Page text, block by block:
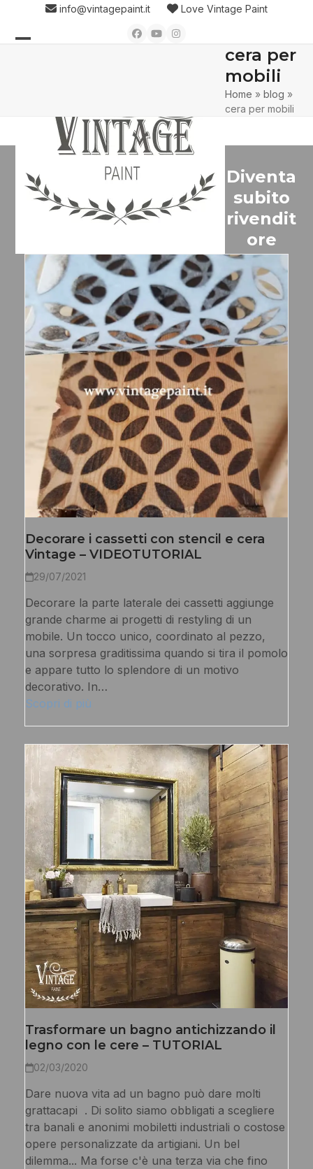
content
info@vintagepaint.it Love Vintage Paint
Facebook
YouTubeInstagram
cera per
mobili
Home »blog »
cera per mobili
Decorare i cassetti con stencil e cera
Vintage – VIDEOTUTORIAL
29/07/2021
Decorare la parte laterale dei cassetti aggiunge
grande charme ai progetti di restyling di un
mobile. Un tocco unico, coordinato al pezzo,
una sorpresa graditissima quando si tira il pomolo
e appare tutto lo splendore di un motivo
decorativo. In…
Scopri di più
Trasformare un bagno antichizzando il
legno con le cere – TUTORIAL
02/03/2020
Dare nuova vita ad un bagno può dare molti
grattacapi . Di solito siamo obbligati a scegliere
tra banali e anonimi mobiletti industriali o costose
opere personalizzate da artigiani. Un bel
dilemma... Ma forse c'è una terza via che fino
Diventa
subito
rivendit
ore